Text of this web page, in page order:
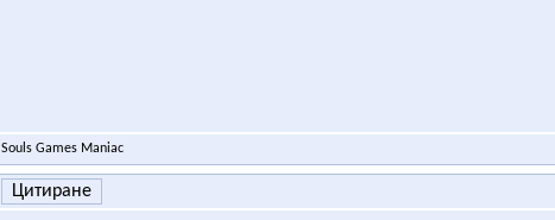
Souls Games Maniac
Цитиране